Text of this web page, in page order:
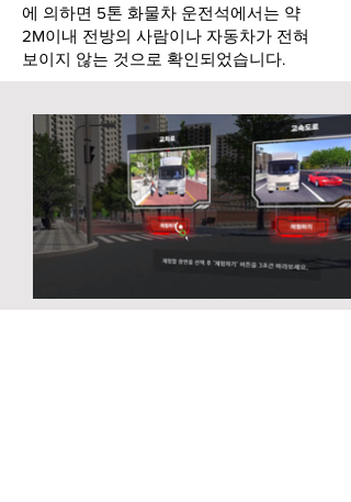
에 의하면 5톤 화물차 운전석에서는 약
2M이내 전방의 사람이나 자동차가 전혀
보이지 않는 것으로 확인되었습니다.